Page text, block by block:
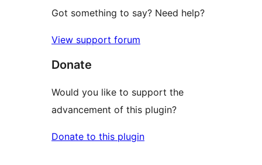
စောင်
ချက်
စောင်
Got something to say? Need help?
View support forum
Donate
Would you like to support the
advancement of this plugin?
Donate to this plugin